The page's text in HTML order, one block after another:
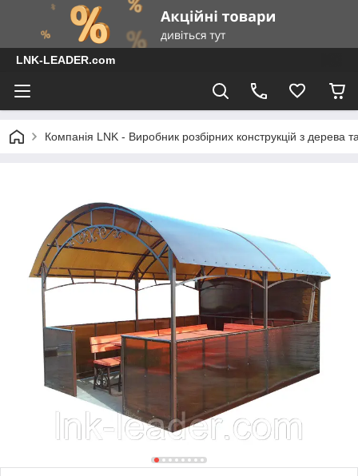
LNK-LEADER.com
Компанія LNK - Виробник розбірних конструкцій з дерева